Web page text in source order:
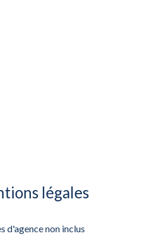
légales
d'agence non inclus